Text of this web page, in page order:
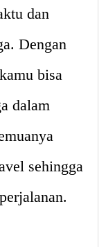
dan
Dengan
bisa
dalam
sehingga